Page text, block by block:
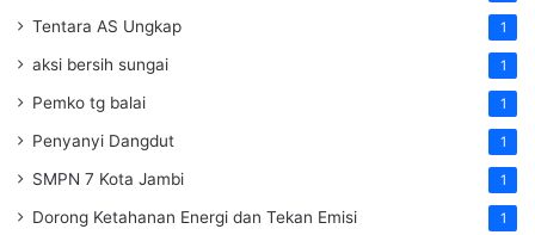
Tentara AS Ungkap 1
aksi bersih sungai 1
Pemko tg balai 1
Penyanyi Dangdut 1
SMPN 7 Kota Jambi 1
Dorong Ketahanan Energi dan Tekan Emisi 1